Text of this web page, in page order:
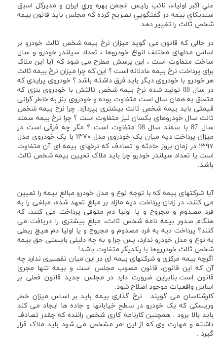
علي اكبر اولياء، نائب رئيس انجمن بهره وري ايران و مديركل اسبق
سنديكاي بيمه در گفتگويي تصريح كرده كه مجلس بايد قانون بيمه
شخص ثالث را تغيير دهد.
در حالی که قانون می گوید میزان نرخ بیمه شخص ثالث خودرو بر
اساس مدلهای مختلف انواع خودروها ، تعداد سیلندر خودرو و سال
ساخت متفاوت است ، این پرسش مطرح می شود که آیا این ملاک
برای پرداخت نرخ بیمه عادلانه است ؟ این که چرا میزان نرخ بیمه ثالث
هر خودرو با خودروی دیگر باید فرق داشته باشد ؟ خودروی پرایدی که
در سال 88 تولید شده نرخ بیمه شخص ثالثش با خودروی بنزی که
متعلق به همان سال است متفاوت بوده و خودروی بنز به خاطر گرانی
قیمتی باید بیمه شخص ثالث بیشتری بپردازد. چرا نرخ بیمه شخص
ثالث سال خودروهای یکسان نیز متفاوت است ؟ چرا نرخ بیمه سمند
سال 87 با سمند سال 98 متفاوت است ؟ مگر چه فرقی است در
میزان پرداخت دیه میان یک خودروی مدل ۱۳۷۰ با یک خودروی مدل
۱۳۹۷ در زمان بروز حادثه و تصادف که نرخهای بیمه ای آن متفاوت
است.یا تعداد سیلندر خودرو چرا باید ملاک تعیین بیمه شخص ثالث
باشد.
آیا شرکتهای بیمه که با توجه نوع و مدل خودرو مبالغ بیمه را تعیین
می کنند، در زمان پرداخت دیه مازاد بر مبلغ تعهد شده، مبلغی را به
فرد مصدوم و مجروح و یا اولیا دم متوفی پرداخت می کنند، که
هنگام صدور بیمه نامه شخص ثالث، مبلغ بیشتری را دریافت می
کنند؟ پرداخت دیه به فرد مصدوم و مجروح و یا اولیا دم هیچ ربطی
به نوع و مدل خودرو ندارد، پس چرا و به چه دلیلی بایستی حق بیمه
شخص ثالث خودرروها با یکدیگر متفاوت باشد!
اگرچه بیمه مرکزی و شرکتهای بیمه ای در این میان تقصیری ندارد چه
آن که این قانون، قانون مصوب مجلس است و بیمه تنها مجری
قانون است.بنابراین ضرورت دارد در مجلس جدید قانون فعلی بر
اساس واقعیات موجود اصلاح شود.
کارشناسان می گویند : نرخ گذاری بیمه باید بر اساس میزان خطر
وریسکی که یک خودرو در سطح خیابانها و جاده ها ایجاد می کند
باید بالا برود . همچنین کارنامه کاری شخص راننده که چقدر تصادف
داشته و مهارت وی که از این امر مشخص می شود باید ملاک قرار
گیرد .